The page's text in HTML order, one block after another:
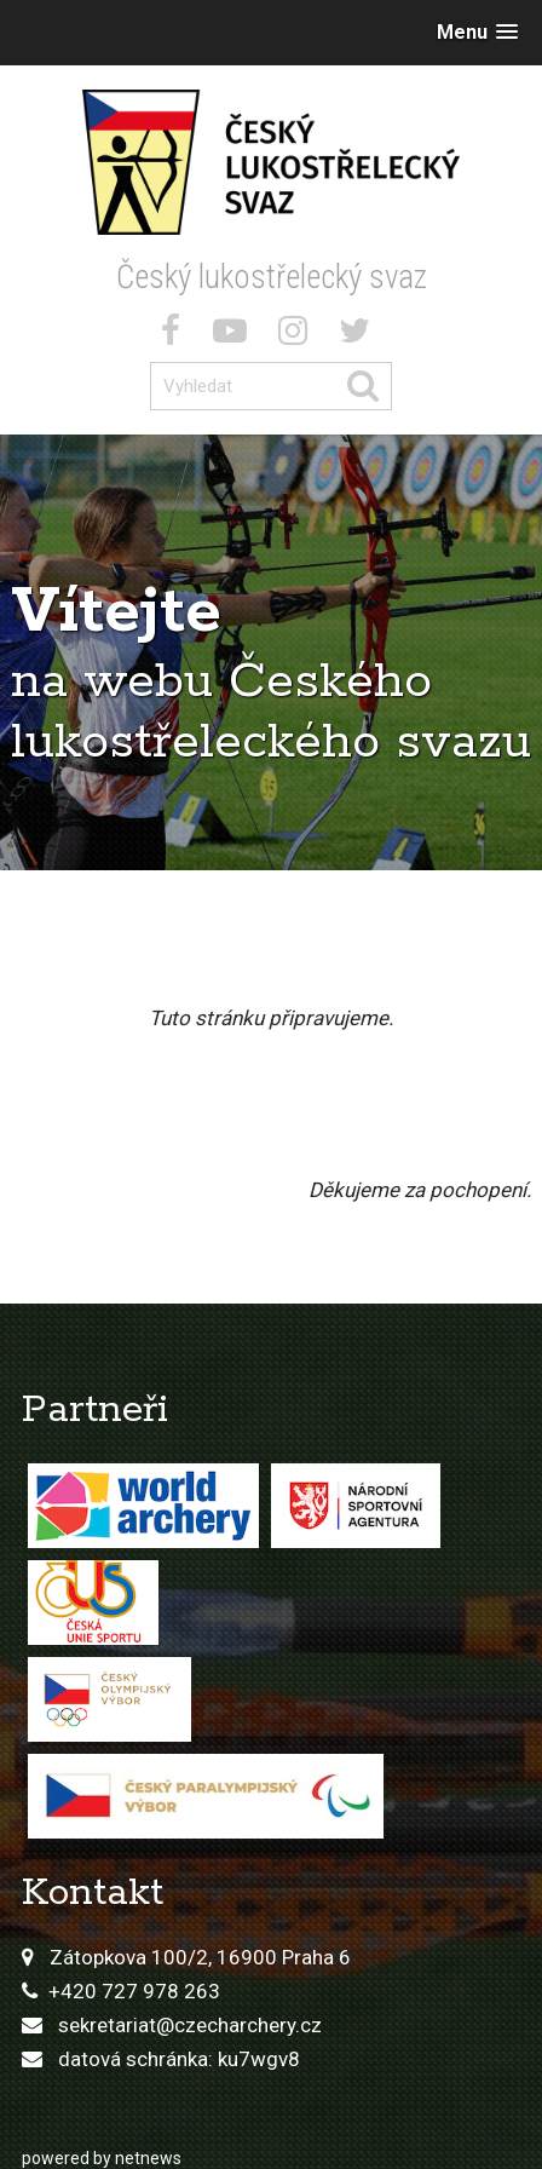
Menu
Český lukostřelecký svaz
Vítejte
na webu Českého
lukostřeleckého svazu
Tuto stránku připravujeme.
Děkujeme za pochopení.
Partneři
Kontakt
Zátopkova 100/2, 16900 Praha 6
+420 727 978 263
sekretariat@czecharchery.cz
datová schránka: ku7wgv8
powered by netnews